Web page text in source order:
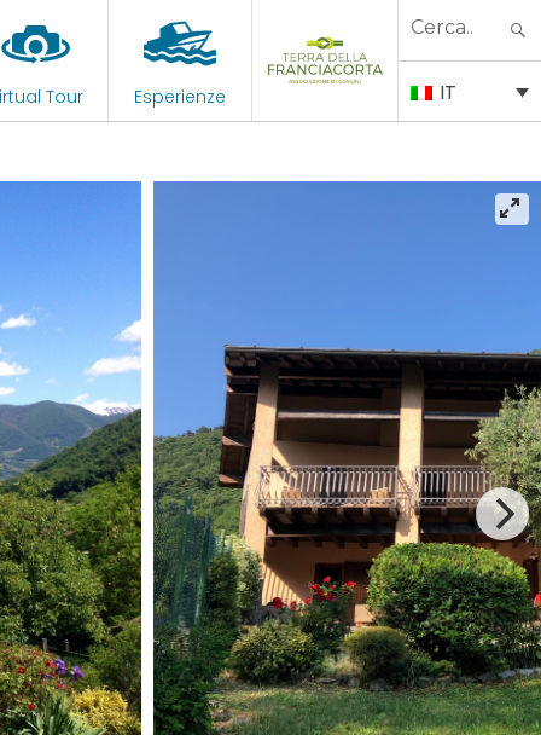
Tour Esperienze
Search
IT